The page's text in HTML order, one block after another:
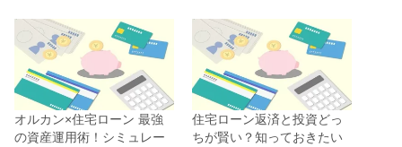
オルカン×住宅ローン 最強
の資産運用術！シミュレー
住宅ローン返済と投資どっ
ちが賢い？知っておきたい